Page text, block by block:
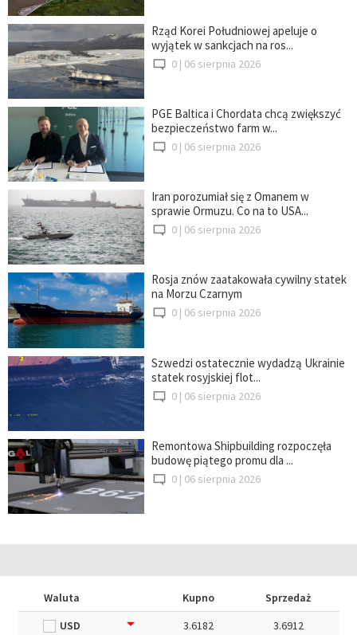
Rząd Korei Południowej apeluje o
wyjątek w sankcjach na ros...
0 | 06 sierpnia 2026
PGE Baltica i Chordata chcą zwiększyć
bezpieczeństwo farm w...
0 | 06 sierpnia 2026
Iran porozumiał się z Omanem w
sprawie Ormuzu. Co na to USA...
0 | 06 sierpnia 2026
Rosja znów zaatakowała cywilny statek
na Morzu Czarnym
0 | 06 sierpnia 2026
Szwedzi ostatecznie wydadzą Ukrainie
statek rosyjskiej flot...
0 | 06 sierpnia 2026
Remontowa Shipbuilding rozpoczęła
budowę piątego promu dla ...
0 | 06 sierpnia 2026
Waluta Kupno
Sprzedaż
USD
3.6182
3.6912